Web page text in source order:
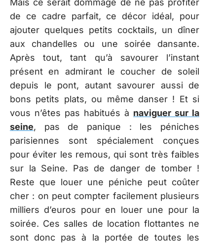
Mais ce serait dommage de ne pas profiter
de ce cadre parfait, ce décor idéal, pour
ajouter quelques petits cocktails, un dîner
aux chandelles ou une soirée dansante.
Après tout, tant qu’à savourer l’instant
présent en admirant le coucher de soleil
depuis le pont, autant savourer aussi de
bons petits plats, ou même danser ! Et si
vous n’êtes pas habitués à naviguer sur la
seine, pas de panique : les péniches
parisiennes sont spécialement conçues
pour éviter les remous, qui sont très faibles
sur la Seine. Pas de danger de tomber !
Reste que louer une péniche peut coûter
cher : on peut compter facilement plusieurs
milliers d’euros pour en louer une pour la
soirée. Ces salles de location flottantes ne
sont donc pas à la portée de toutes les